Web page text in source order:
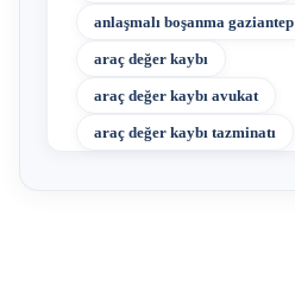
anlaşmalı boşanma gaziantep
araç değer kaybı
araç değer kaybı avukat
araç değer kaybı tazminatı